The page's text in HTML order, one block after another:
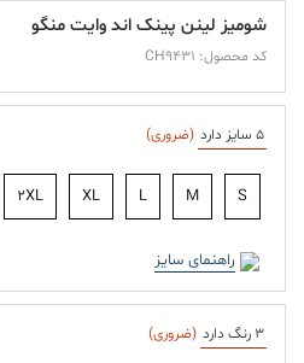
شومیز لینن پینک اند وایت منگو
کد محصول: CH9431
5 سایز دارد (ضروری)
S
M
L
XL
2XL
راهنمای سایز
3 رنگ دارد (ضروری)